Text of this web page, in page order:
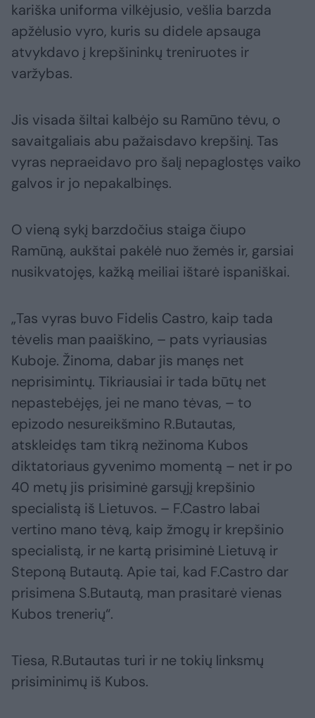
kariška uniforma vilkėjusio, vešlia barzda
apžėlusio vyro, kuris su didele apsauga
atvykdavo į krepšininkų treniruotes ir
varžybas.
Jis visada šiltai kalbėjo su Ramūno tėvu, o
savaitgaliais abu pažaisdavo krepšinį. Tas
vyras nepraeidavo pro šalį nepaglostęs vaiko
galvos ir jo nepakalbinęs.
O vieną sykį barzdočius staiga čiupo
Ramūną, aukštai pakėlė nuo žemės ir, garsiai
nusikvatojęs, kažką meiliai ištarė ispaniškai.
„Tas vyras buvo Fidelis Castro, kaip tada
tėvelis man paaiškino, – pats vyriausias
Kuboje. Žinoma, dabar jis manęs net
neprisimintų. Tikriausiai ir tada būtų net
nepastebėjęs, jei ne mano tėvas, – to
epizodo nesureikšmino R.Butautas,
atskleidęs tam tikrą nežinoma Kubos
diktatoriaus gyvenimo momentą – net ir po
40 metų jis prisiminė garsųjį krepšinio
specialistą iš Lietuvos. – F.Castro labai
vertino mano tėvą, kaip žmogų ir krepšinio
specialistą, ir ne kartą prisiminė Lietuvą ir
Steponą Butautą. Apie tai, kad F.Castro dar
prisimena S.Butautą, man prasitarė vienas
Kubos trenerių“.
Tiesa, R.Butautas turi ir ne tokių linksmų
prisiminimų iš Kubos.